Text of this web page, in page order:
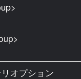
オプション